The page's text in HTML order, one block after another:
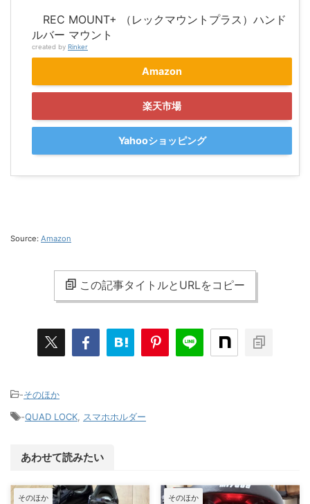
REC MOUNT+ （レックマウントプラス）ハンド
ルバー マウント
created by Rinker
Amazon
楽天市場
Yahooショッピング
Source: Amazon
この記事タイトルとURLをコピー
-そのほか
-QUAD LOCK, スマホホルダー
あわせて読みたい
そのほか そのほか